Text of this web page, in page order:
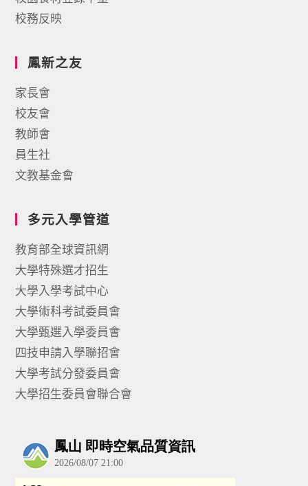
校務反映
鳳新之友
家長會
校友會
教師會
員生社
文教基金會
多元入學管道
教育部全球資訊網
大學特殊選才招生
大學入學考試中心
大學術科考試委員會
大學甄選入學委員會
四技申請入學聯招會
大學考試分發委員會
大學招生委員會聯合會